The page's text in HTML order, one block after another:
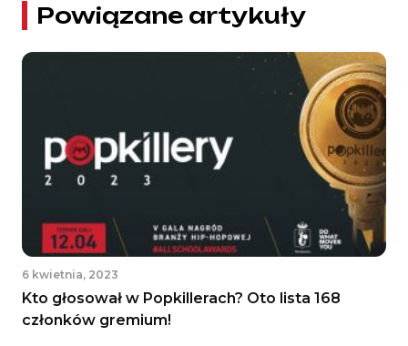
Powiązane artykuły
6 kwietnia, 2023
Kto głosował w Popkillerach? Oto lista 168
członków gremium!